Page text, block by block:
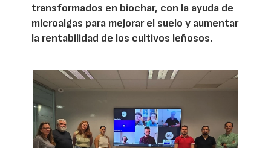
transformados en biochar, con la ayuda de
microalgas para mejorar el suelo y aumentar
la rentabilidad de los cultivos leñosos.